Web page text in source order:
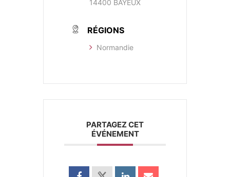
14400 BAYEUX
RÉGIONS
Normandie
PARTAGEZ CET
ÉVÉNEMENT